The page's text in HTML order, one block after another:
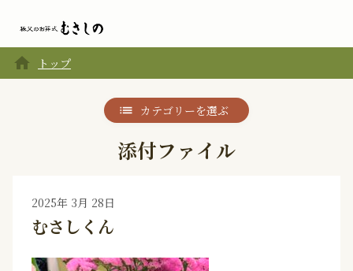
home トップ
カテゴリーを選ぶ
添付ファイル
2025年 3月 28日
むさしくん